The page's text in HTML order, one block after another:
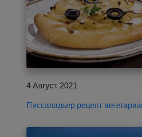
4 Август, 2021
Писсаладьер рецепт